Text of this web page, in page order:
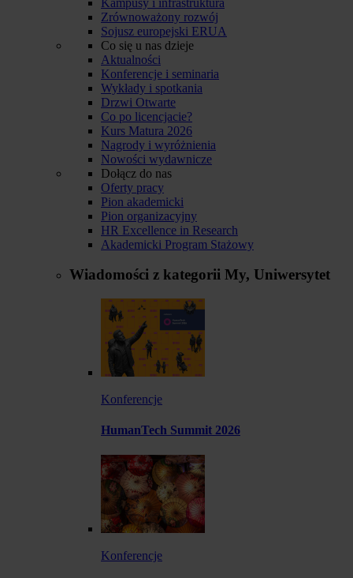
Zrównoważony rozwój
Sojusz europejski ERUA
Co się u nas dzieje
Aktualności
Konferencje i seminaria
Wykłady i spotkania
Drzwi Otwarte
Co po licencjacie?
Kurs Matura 2026
Nagrody i wyróżnienia
Nowości wydawnicze
Dołącz do nas
Oferty pracy
Pion akademicki
Pion organizacyjny
HR Excellence in Research
Akademicki Program Stażowy
Wiadomości z kategorii My, Uniwersytet
Konferencje
HumanTech Summit 2026
Konferencje